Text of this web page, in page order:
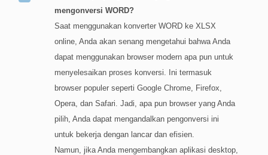
mengonversi WORD?
Saat menggunakan konverter WORD ke XLSX
online, Anda akan senang mengetahui bahwa Anda
dapat menggunakan browser modern apa pun untuk
menyelesaikan proses konversi. Ini termasuk
browser populer seperti Google Chrome, Firefox,
Opera, dan Safari. Jadi, apa pun browser yang Anda
pilih, Anda dapat mengandalkan pengonversi ini
untuk bekerja dengan lancar dan efisien.
Namun, jika Anda mengembangkan aplikasi desktop,